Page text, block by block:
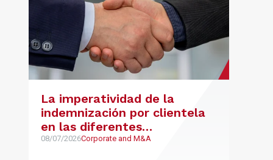
La imperatividad de la
indemnización por clientela
en las diferentes
modalidades de contratos de
08/07/2026Corporate and M&A